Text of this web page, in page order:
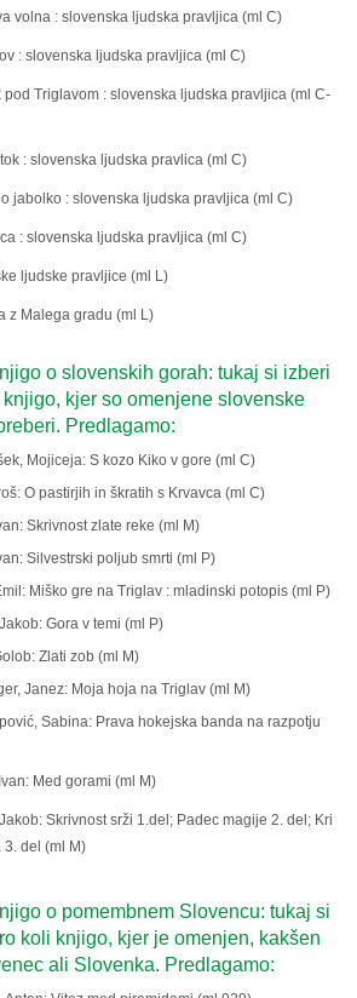
: slovenska ljudska pravljica (ml C)
slovenska ljudska pravljica (ml C)
Triglavom : slovenska ljudska pravljica (ml C-
: slovenska ljudska pravlica (ml C)
: slovenska ljudska pravljica (ml C)
slovenska ljudska pravljica (ml C)
ljudske pravljice (ml L)
z Malega gradu (ml L)
o slovenskih gorah: tukaj si izberi
knjigo, kjer so omenjene slovenske
Predlagamo:
Mojiceja: S kozo Kiko v gore (ml C)
O pastirjih in škratih s Krvavca (ml C)
Skrivnost zlate reke (ml M)
Silvestrski poljub smrti (ml P)
Miško gre na Triglav : mladinski potopis (ml P)
Gora v temi (ml P)
Zlati zob (ml M)
Janez: Moja hoja na Triglav (ml M)
Sabina: Prava hokejska banda na razpotju
Med gorami (ml M)
Skrivnost srži 1.del; Padec magije 2. del; Kri
3. del (ml M)
o pomembnem Slovencu: tukaj si
koli knjigo, kjer je omenjen, kakšen
ali Slovenka. Predlagamo: